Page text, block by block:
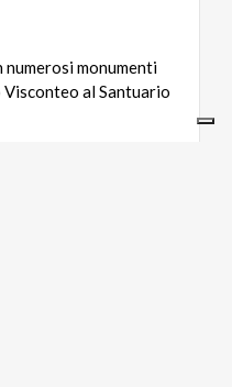
monumenti
al Santuario